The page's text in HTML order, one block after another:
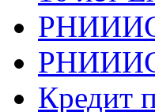
РНИИИС
РНИИИС
Кредит